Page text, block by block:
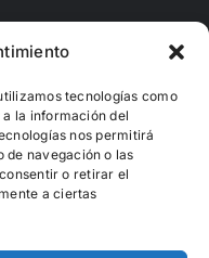
tecnologías como
la información del
nos permitirá
de navegación o las
o retirar el
a ciertas